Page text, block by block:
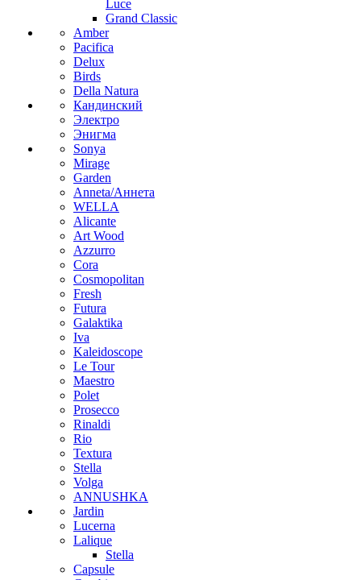
Luce
Grand Classic
Amber
Pacifica
Delux
Birds
Della Natura
Кандинский
Электро
Энигма
Sonya
Mirage
Garden
Anneta/Аннета
WELLA
Alicante
Art Wood
Azzurro
Cora
Cosmopolitan
Fresh
Futura
Galaktika
Iva
Kaleidoscope
Le Tour
Maestro
Polet
Prosecco
Rinaldi
Rio
Textura
Stella
Volga
ANNUSHKA
Jardin
Lucerna
Lalique
Stella
Capsule